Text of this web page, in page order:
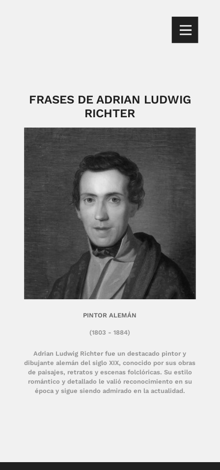
FRASES DE ADRIAN LUDWIG
RICHTER
Adrian Ludwig Richter fue un destacado pintor y
dibujante alemán del siglo XIX, conocido por sus obras
de paisajes, retratos y escenas folclóricas. Su estilo
romántico y detallado le valió reconocimiento en su
época y sigue siendo admirado en la actualidad.
(1803 - 1884)
PINTOR ALEMÁN